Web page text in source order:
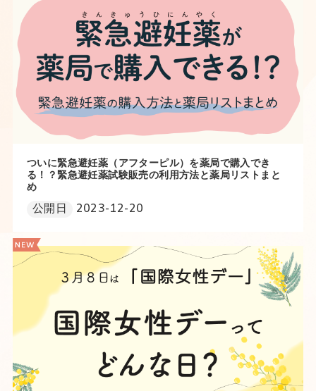
ついに緊急避妊薬（アフターピル）を薬局で購入でき
る！？緊急避妊薬試験販売の利用方法と薬局リストまと
め
公開日 2023-12-20